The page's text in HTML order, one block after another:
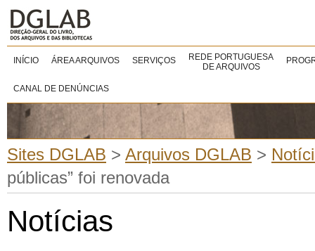
INÍCIO ÁREA ARQUIVOS SERVIÇOS
REDE PORTUGUESA
DE ARQUIVOS
CANAL DE DENÚNCIAS
Sites DGLAB > Arquivos DGLAB >
públicas” foi renovada
Notícias